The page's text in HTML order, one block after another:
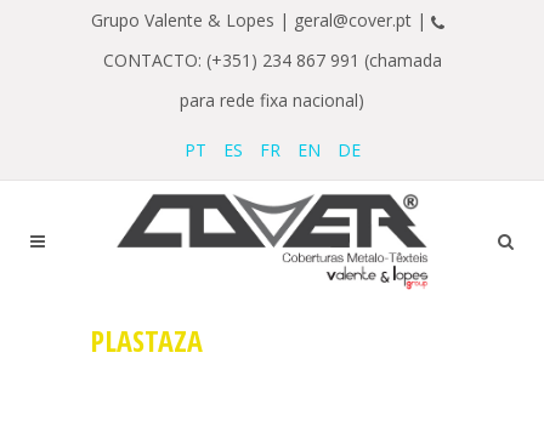
Grupo Valente & Lopes | geral@cover.pt |
CONTACTO: (+351) 234 867 991 (chamada
para rede fixa nacional)
PT ES FR EN DE
PLASTAZA